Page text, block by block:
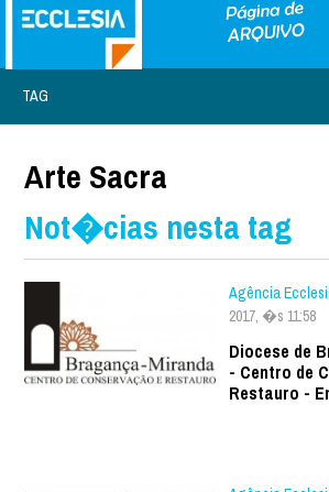
TAG
Arte Sacra
Not�cias nesta tag
Agência
2017, �s 11:58
Diocese de
- Centro de
Restauro -